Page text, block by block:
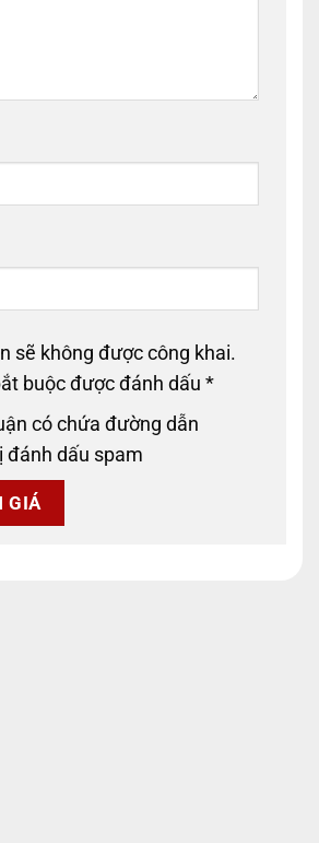
sẽ không được công khai.
buộc được đánh dấu *
có chứa đường dẫn
đánh dấu spam